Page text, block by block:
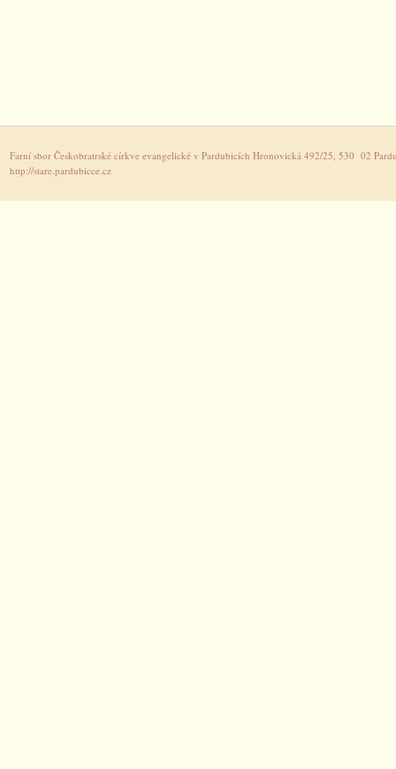
Farní sbor Českobratrské církve evangelické v Pardubicích Hronovická 492/25, 530 02
http://stare.pardubicce.cz